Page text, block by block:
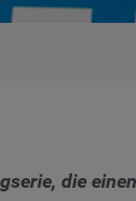
die